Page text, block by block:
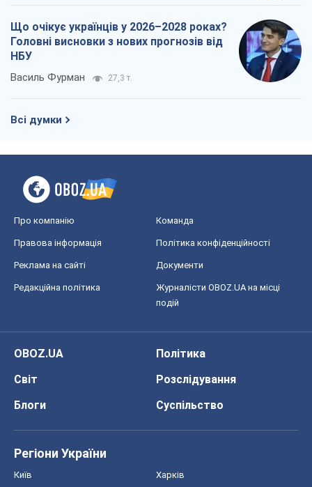
Що очікує українців у 2026–2028 роках?
Головні висновки з нових прогнозів від
НБУ
Василь Фурман 27,3 т.
Всі думки
Про компанію Команда
Правова інформація Політика конфіденційності
Реклама на сайті Документи
Редакційна політика
Журналісти OBOZ.UA на місці
подій
OBOZ.UA
Політика
Світ
Розслідування
Блоги
Суспільство
Регіони України
Київ Харків